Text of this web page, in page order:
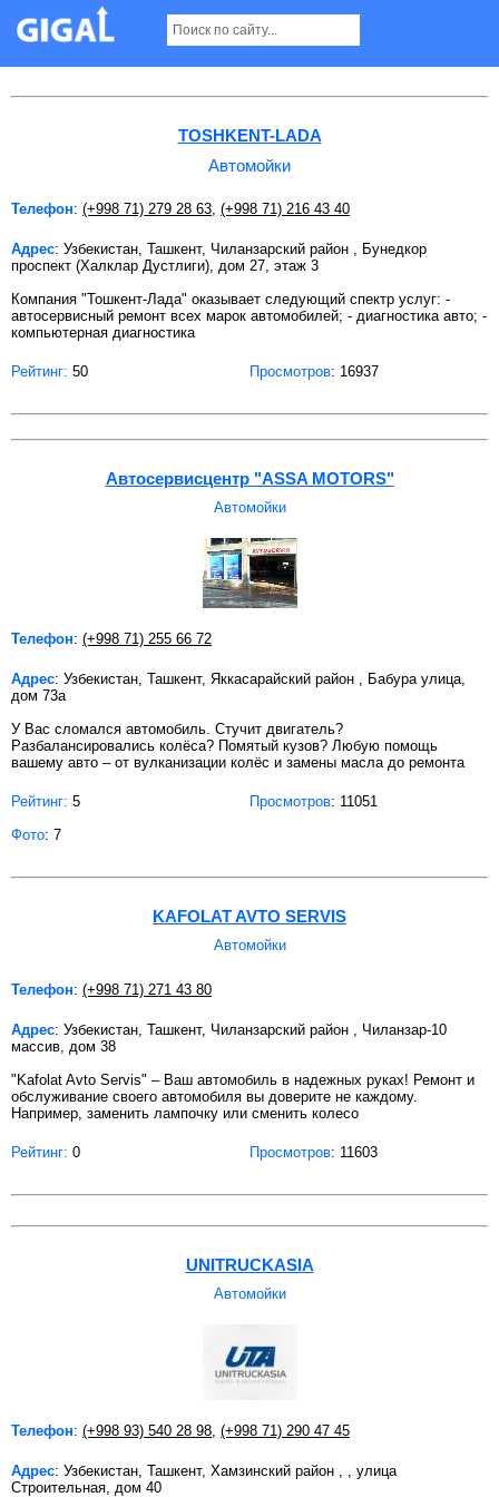
Автомойки в Ташкенте
TOSHKENT-LADA
Автомойки
Телефон: (+998 71) 279 28 63 (+998 71) 216 43 40
Адрес: Узбекистан, Ташкент, Чиланзарский район , Бунедкор
проспект (Халклар Дустлиги), дом 27, этаж 3
Компания "Тошкент-Лада" оказывает следующий спектр услуг: -
автосервисный ремонт всех марок автомобилей; - диагностика авто; -
компьютерная диагностика
Рейтинг: 50 Просмотров: 16937
Автосервисцентр "ASSA MOTORS"
Автомойки
Телефон: (+998 71) 255 66 72
Адрес: Узбекистан, Ташкент, Яккасарайский район , Бабура улица,
дом 73а
У Вас сломался автомобиль. Стучит двигатель?
Разбалансировались колёса? Помятый кузов? Любую помощь
вашему авто – от вулканизации колёс и замены масла до ремонта
Рейтинг: 5 Просмотров: 11051
Фото: 7
KAFOLAT AVTO SERVIS
Автомойки
Телефон: (+998 71) 271 43 80
Адрес: Узбекистан, Ташкент, Чиланзарский район , Чиланзар-10
массив, дом 38
"Kafolat Avto Servis" – Ваш автомобиль в надежных руках! Ремонт и
обслуживание своего автомобиля вы доверите не каждому.
Например, заменить лампочку или сменить колесо
Рейтинг: 0 Просмотров: 11603
UNITRUCKASIA
Автомойки
Телефон: (+998 93) 540 28 98 (+998 71) 290 47 45
Адрес: Узбекистан, Ташкент, Хамзинский район , , улица
Строительная, дом 40